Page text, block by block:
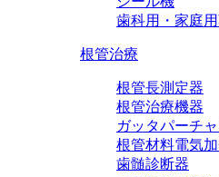
歯科用・家庭
根管治療
根管長測定器
根管治療機器
ガッタパーチ
根管材料電気
歯髄診断器